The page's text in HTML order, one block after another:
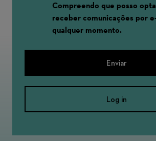
Compreendo que posso
receber comunicações por
qualquer momento.
Enviar
Log in